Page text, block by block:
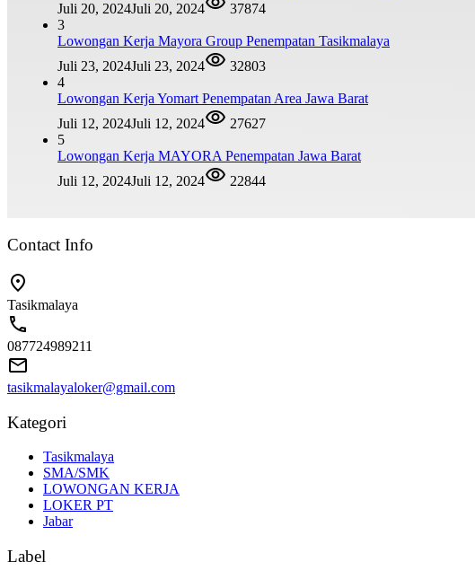
Juli 20, 2024Juli 20, 2024
37874
3
Lowongan Kerja Mayora Group Penempatan Tasikmalaya
Juli 23, 2024Juli 23, 2024
32803
4
Lowongan Kerja Yomart Penempatan Area Jawa Barat
Juli 12, 2024Juli 12, 2024
27627
5
Lowongan Kerja MAYORA Penempatan Jawa Barat
Juli 12, 2024Juli 12, 2024 22844
Contact Info
Tasikmalaya
087724989211
tasikmalayaloker@gmail.com
Kategori
Tasikmalaya
SMA/SMK
LOWONGAN KERJA
LOKER PT
Jabar
Label